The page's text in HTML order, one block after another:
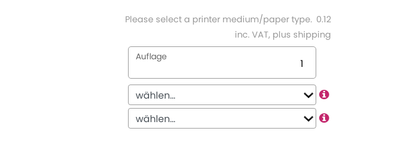
Please select a printer medium/paper type. 0.12
inc. VAT, plus shipping
Auflage